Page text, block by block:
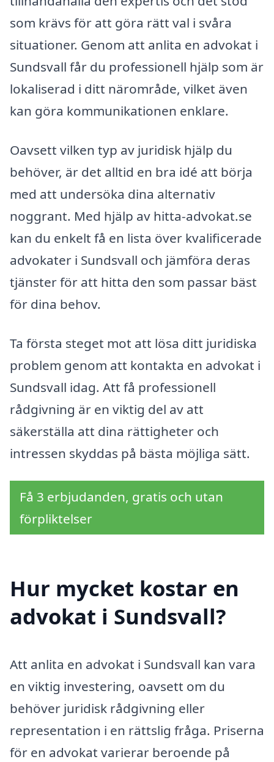
som krävs för att göra rätt val i svåra
situationer. Genom att anlita en advokat i
Sundsvall får du professionell hjälp som är
lokaliserad i ditt närområde, vilket även
kan göra kommunikationen enklare.
Oavsett vilken typ av juridisk hjälp du
behöver, är det alltid en bra idé att börja
med att undersöka dina alternativ
noggrant. Med hjälp av hitta-advokat.se
kan du enkelt få en lista över kvalificerade
advokater i Sundsvall och jämföra deras
tjänster för att hitta den som passar bäst
för dina behov.
Ta första steget mot att lösa ditt juridiska
problem genom att kontakta en advokat i
Sundsvall idag. Att få professionell
rådgivning är en viktig del av att
säkerställa att dina rättigheter och
intressen skyddas på bästa möjliga sätt.
Få 3 erbjudanden, gratis och utan
förpliktelser
Hur mycket kostar en
advokat i Sundsvall?
Att anlita en advokat i Sundsvall kan vara
en viktig investering, oavsett om du
behöver juridisk rådgivning eller
representation i en rättslig fråga. Priserna
för en advokat varierar beroende på